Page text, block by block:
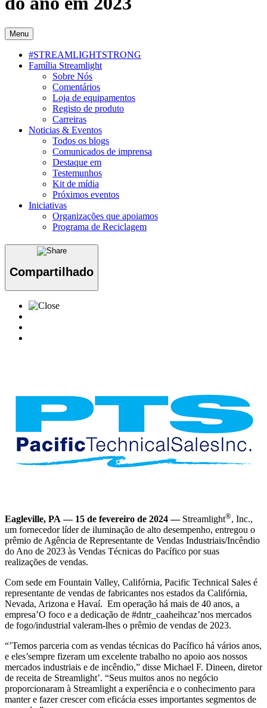
Menu
#STREAMLIGHTSTRONG
Família Streamlight
Sobre Nós
Comentários
Loja de equipamentos
Registo de produto
Carreiras
Noticias & Eventos
Todos os blogs
Comunicados de imprensa
Destaque em
Testemunhos
Kit de mídia
Próximos eventos
Iniciativas
Organizações que apoiamos
Programa de Reciclagem
Compartilhado
Eagleville, PA — 15 de fevereiro de 2024 — Streamlight®, Inc.,
um fornecedor líder de iluminação de alto desempenho, entregou o
prêmio de Agência de Representante de Vendas Industriais/Incêndio
do Ano de 2023 às Vendas Técnicas do Pacífico por suas
realizações de vendas.
Com sede em Fountain Valley, Califórnia, Pacific Technical Sales é
representante de vendas de fabricantes nos estados da Califórnia,
Nevada, Arizona e Havaí. Em operação há mais de 40 anos, a
empresa’O foco e a dedicação de #dntr_caaheihcaz’nos mercados
de fogo/industrial valeram-lhes o prêmio de vendas de 2023.
“’Temos parceria com as vendas técnicas do Pacífico há vários anos,
e eles’sempre fizeram um excelente trabalho no apoio aos nossos
mercados industriais e de incêndio,” disse Michael F. Dineen, diretor
de receita de Streamlight’. “Seus muitos anos no negócio
proporcionaram à Streamlight a experiência e o conhecimento para
manter e fazer crescer com eficácia esses importantes segmentos de